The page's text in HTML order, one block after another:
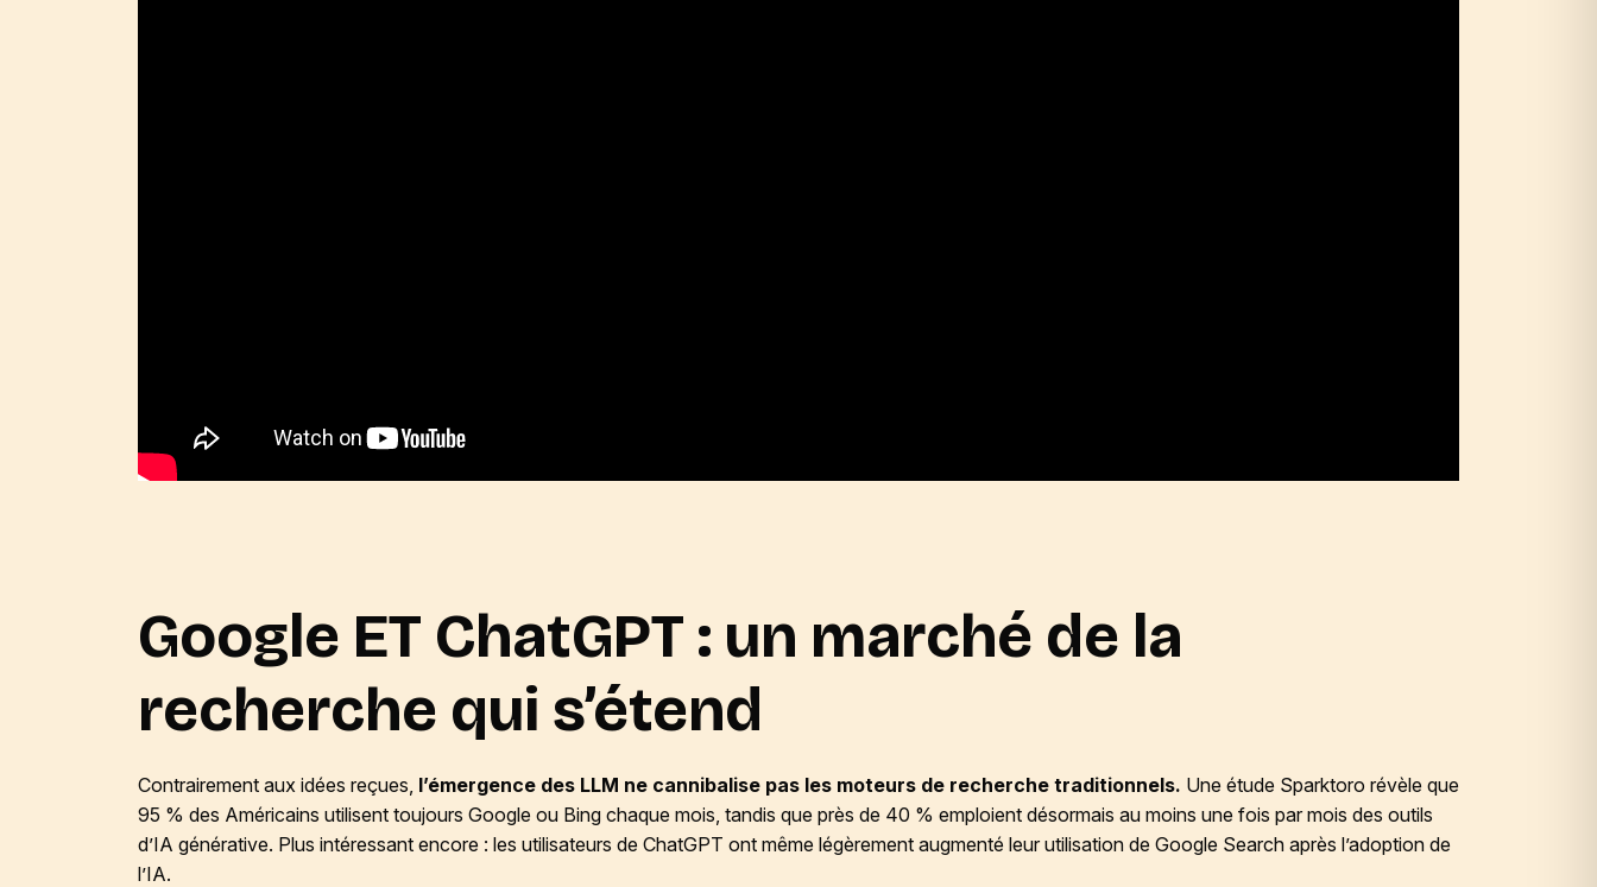
Google ET ChatGPT : un marché de la
recherche qui s’étend
Contrairement aux idées reçues, l’émergence des LLM ne cannibalise pas les moteurs de recherche traditionnels. Une étude Sparktoro révèle que
95 % des Américains utilisent toujours Google ou Bing chaque mois, tandis que près de 40 % emploient désormais au moins une fois par mois des outils
d’IA générative. Plus intéressant encore : les utilisateurs de ChatGPT ont même légèrement augmenté leur utilisation de Google Search après l’adoption de
l’IA.